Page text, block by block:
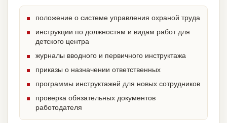
положение о системе управления охраной труда
инструкции по должностям и видам работ для
детского центра
журналы вводного и первичного инструктажа
приказы о назначении ответственных
программы инструктажей для новых сотрудников
проверка обязательных документов
работодателя